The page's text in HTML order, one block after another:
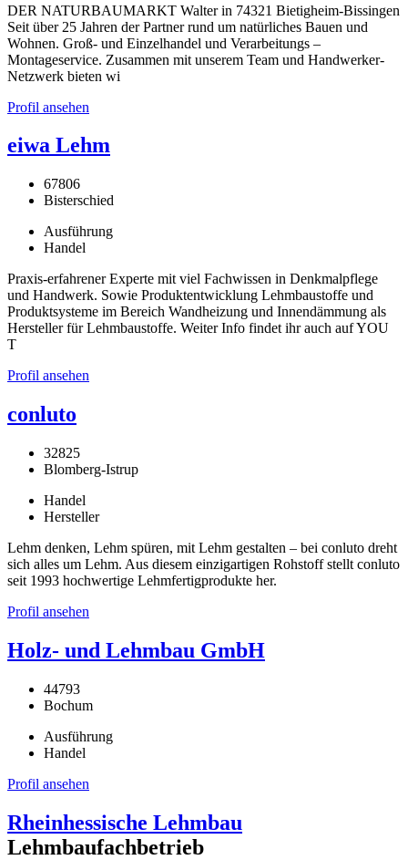
DER NATURBAUMARKT Walter in 74321 Bietigheim-Bissingen
Seit über 25 Jahren der Partner rund um natürliches Bauen und
Wohnen. Groß- und Einzelhandel und Verarbeitungs –
Montageservice. Zusammen mit unserem Team und Handwerker-
Netzwerk bieten wi
Profil ansehen
eiwa Lehm
67806
Bisterschied
Ausführung
Handel
Praxis-erfahrener Experte mit viel Fachwissen in Denkmalpflege
und Handwerk. Sowie Produktentwicklung Lehmbaustoffe und
Produktsysteme im Bereich Wandheizung und Innendämmung als
Hersteller für Lehmbaustoffe. Weiter Info findet ihr auch auf YOU
T
Profil ansehen
conluto
32825
Blomberg-Istrup
Handel
Hersteller
Lehm denken, Lehm spüren, mit Lehm gestalten – bei conluto dreht
sich alles um Lehm. Aus diesem einzigartigen Rohstoff stellt conluto
seit 1993 hochwertige Lehmfertigprodukte her.
Profil ansehen
Holz- und Lehmbau GmbH
44793
Bochum
Ausführung
Handel
Profil ansehen
Rheinhessische Lehmbau
Lehmbaufachbetrieb